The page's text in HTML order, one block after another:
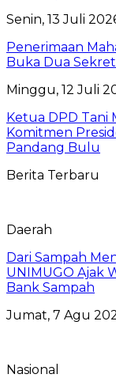
Senin, 13 Juli
Penerimaan
Buka Dua
Minggu, 12 Juli
Ketua DPD Tani
Komitmen
Pandang Bulu
Berita Terbaru
Daerah
Dari Sampah
UNIMUGO Ajak
Bank Sampah
Jumat, 7 Agu
Nasional